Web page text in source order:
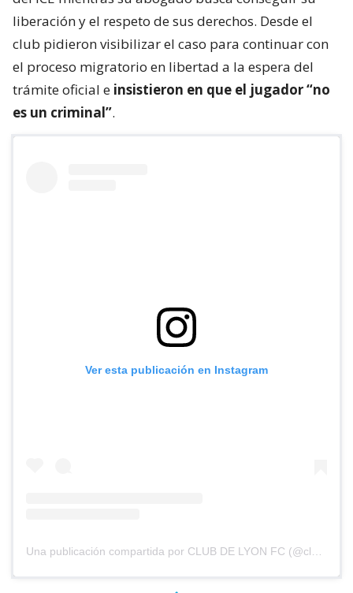
liberación y el respeto de sus derechos. Desde el
club pidieron visibilizar el caso para continuar con
el proceso migratorio en libertad a la espera del
trámite oficial e insistieron en que el jugador “no
es un criminal”.
Ver esta publicación en Instagram
Una publicación compartida por CLUB DE LYON FC (@clubdelyonfc)